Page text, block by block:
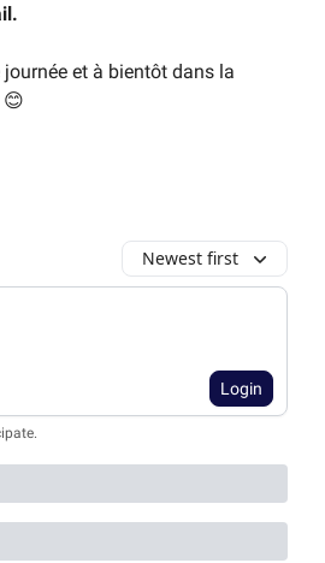
et à bientôt dans la
😊
Newest first
Login